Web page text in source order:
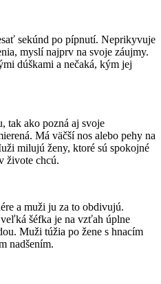
sekúnd po pípnutí. Neprikyvuje
myslí najprv na svoje záujmy.
dúškami a nečaká, kým jej
tak ako pozná aj svoje
Má väčší nos alebo pehy na
milujú ženy, ktoré sú spokojné
živote chcú.
a muži ju za to obdivujú.
šéfka je na vzťah úplne
Muži túžia po žene s hnacím
nadšením.